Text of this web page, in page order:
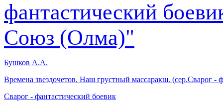
Бушков А.А.
Времена звездочетов. Наш грустный массаракш. (сер.Сварог
Сварог - фантастический боевик